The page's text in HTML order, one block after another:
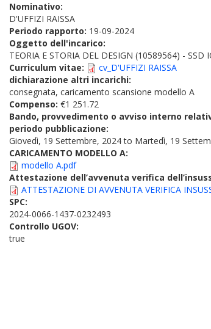
Nominativo:
D'UFFIZI RAISSA
Periodo rapporto: 19-09-2024
Oggetto dell'incarico:
TEORIA E STORIA DEL DESIGN (10589564) -
Curriculum vitae:
cv_D'UFFIZI RAISSA
dichiarazione altri incarichi:
consegnata, caricamento scansione modello A
Compenso: €1 251.72
Bando, provvedimento o avviso interno
periodo pubblicazione:
Giovedì, 19 Settembre, 2024to Martedì, 19
CARICAMENTO MODELLO A:
modello A.pdf
Attestazione dell’avvenuta verifica
ATTESTAZIONE DI AVVENUTA VERIFICA
SPC:
2024-0066-1437-0232493
Controllo UGOV:
true